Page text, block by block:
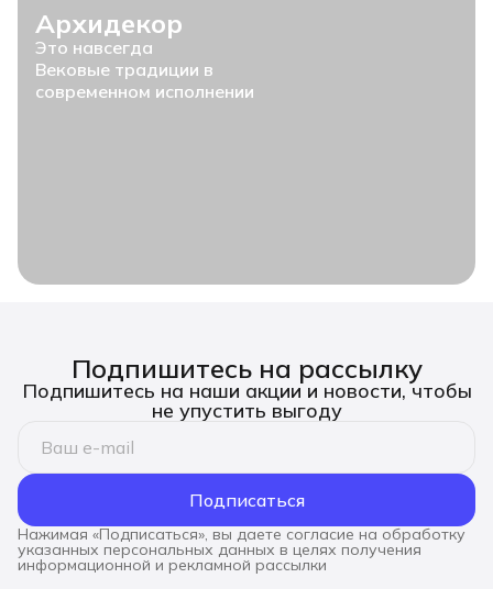
Архидекор
Это навсегда
Вековые традиции в
современном исполнении
Подпишитесь на рассылку
Подпишитесь на наши акции и новости, чтобы
не упустить выгоду
Подписаться
Нажимая «Подписаться», вы даете согласие на обработку
указанных персональных данных в целях получения
информационной и рекламной рассылки